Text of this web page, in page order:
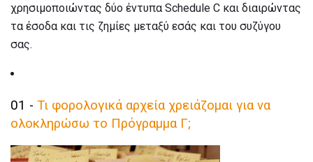
χρησιμοποιώντας δύο έντυπα Schedule C και διαιρώντας
τα έσοδα και τις ζημίες μεταξύ εσάς και του συζύγου
σας.
01 - Τι φορολογικά αρχεία χρειάζομαι για να
ολοκληρώσω το Πρόγραμμα Γ;